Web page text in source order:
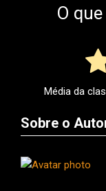
O
Média da
Sobre o